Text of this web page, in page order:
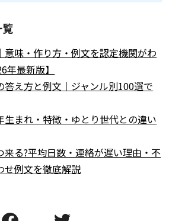
意味・作り方・例文を認定機関がわ
最新版】
答え方と例文｜ジャンル別100選で
生まれ・特徴・ゆとり世代との違い
る?平均日数・連絡が遅い理由・不
せ例文を徹底解説